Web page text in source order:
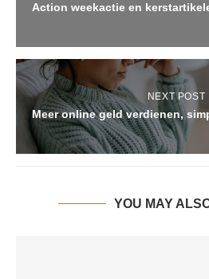
Action weekactie en
NEXT POST
Meer online geld verdienen,
YOU MAY